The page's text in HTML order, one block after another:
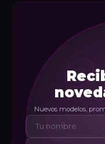
Nuevos modelos,